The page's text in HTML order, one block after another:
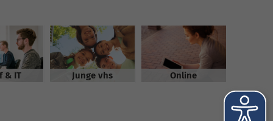
& IT Junge vhs Online